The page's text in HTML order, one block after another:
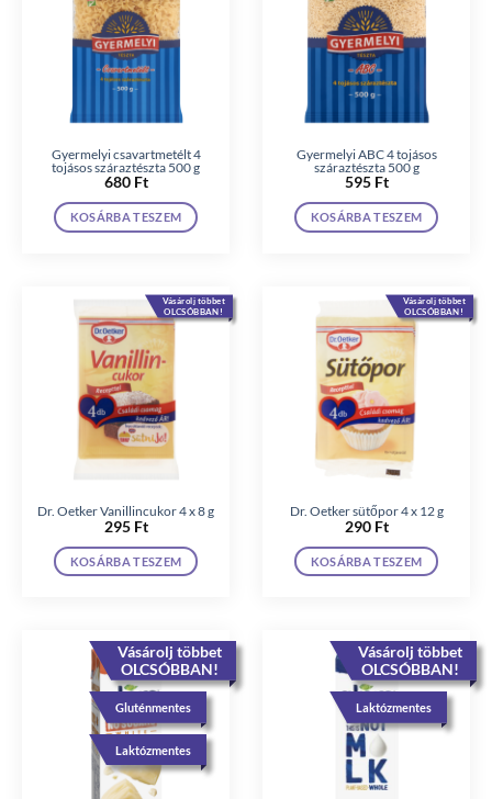
Gyermelyi csavartmetélt 4
tojásos száraztészta 500 g
680 Ft
KOSÁRBA TESZEM
Gyermelyi ABC 4 tojásos
száraztészta 500 g
595 Ft
KOSÁRBA TESZEM
Vásárolj többet
OLCSÓBBAN!
Dr. Oetker Vanillincukor 4 x 8 g
295 Ft
KOSÁRBA TESZEM
Vásárolj többet
OLCSÓBBAN!
Dr. Oetker sütőpor 4 x 12 g
290 Ft
KOSÁRBA TESZEM
Vásárolj többet
OLCSÓBBAN!
Gluténmentes
Laktózmentes
Vásárolj többet
OLCSÓBBAN!
Laktózmentes